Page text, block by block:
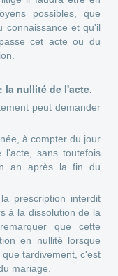
possibles, que
connaissance et qu'il
cet acte ou du
la nullité de l'acte.
peut demander
à compter du jour
sans toutefois
an après la fin du
prescription interdit
à la dissolution de la
que cette
en nullité lorsque
tardivement, c'est
mariage.